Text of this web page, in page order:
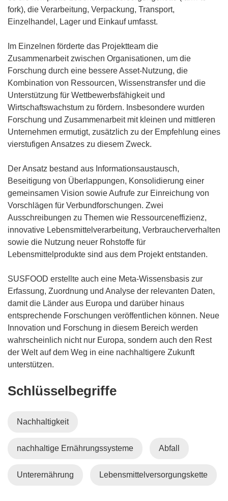
e
n
t
e
r
fork), die Verarbeitung, Verpackung, Transport,
Einzelhandel, Lager und Einkauf umfasst.
Im Einzelnen förderte das Projektteam die
Zusammenarbeit zwischen Organisationen, um die
Forschung durch eine bessere Asset-Nutzung, die
Kombination von Ressourcen, Wissenstransfer und die
Unterstützung für Wettbewerbsfähigkeit und
Wirtschaftswachstum zu fördern. Insbesondere wurden
Forschung und Zusammenarbeit mit kleinen und mittleren
Unternehmen ermutigt, zusätzlich zu der Empfehlung eines
vierstufigen Ansatzes zu diesem Zweck.
Der Ansatz bestand aus Informationsaustausch,
Beseitigung von Überlappungen, Konsolidierung einer
gemeinsamen Vision sowie Aufrufe zur Einreichung von
Vorschlägen für Verbundforschungen. Zwei
Ausschreibungen zu Themen wie Ressourceneffizienz,
innovative Lebensmittelverarbeitung, Verbraucherverhalten
sowie die Nutzung neuer Rohstoffe für
Lebensmittelprodukte sind aus dem Projekt entstanden.
SUSFOOD erstellte auch eine Meta-Wissensbasis zur
Erfassung, Zuordnung und Analyse der relevanten Daten,
damit die Länder aus Europa und darüber hinaus
entsprechende Forschungen veröffentlichen können. Neue
Innovation und Forschung in diesem Bereich werden
wahrscheinlich nicht nur Europa, sondern auch den Rest
der Welt auf dem Weg in eine nachhaltigere Zukunft
unterstützen.
Schlüsselbegriffe
Nachhaltigkeit
nachhaltige Ernährungssysteme Abfall
Unterernährung Lebensmittelversorgungskette